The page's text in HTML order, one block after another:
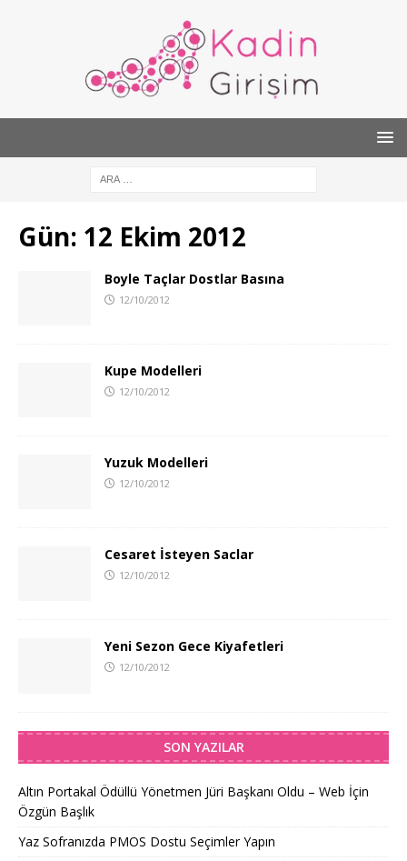
Gün: 12 Ekim 2012
Boyle Taçlar Dostlar Basına
12/10/2012
Kupe Modelleri
12/10/2012
Yuzuk Modelleri
12/10/2012
Cesaret İsteyen Saclar
12/10/2012
Yeni Sezon Gece Kiyafetleri
12/10/2012
SON YAZILAR
Altın Portakal Ödüllü Yönetmen Jüri Başkanı Oldu – Web İçin
Özgün Başlık
Yaz Sofranızda PMOS Dostu Seçimler Yapın